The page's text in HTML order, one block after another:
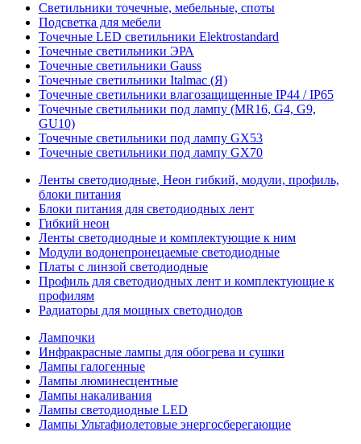
Светильники точечные, мебельные, споты
Подсветка для мебели
Точечные LED светильники Elektrostandard
Точечные светильники ЭРА
Точечные светильники Gauss
Точечные светильники Italmac (Я)
Точечные светильники влагозащищенные IP44 / IP65
Точечные светильники под лампу (MR16, G4, G9,
GU10)
Точечные светильники под лампу GX53
Точечные светильники под лампу GX70
Ленты светодиодные, Неон гибкий, модули, профиль,
блоки питания
Блоки питания для светодиодных лент
Гибкий неон
Ленты светодиодные и комплектующие к ним
Модули водонепронецаемые светодиодные
Платы с линзой светодиодные
Профиль для светодиодных лент и комплектующие к
профилям
Радиаторы для мощных светодиодов
Лампочки
Инфракрасные лампы для обогрева и сушки
Лампы галогенные
Лампы люминесцентные
Лампы накаливания
Лампы светодиодные LED
Лампы Ультафиолетовые энергосберегающие